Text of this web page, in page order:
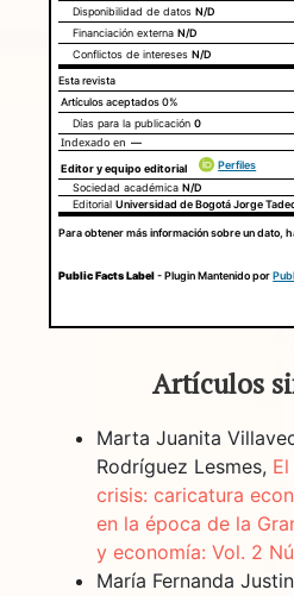
Declaraciones de autoría
Disponibilidad de datosN/D
Financiación externaN/D
Conflictos de interesesN/D
Esta revista
Artículos aceptados0%
Días para la publicación0
Indexado en —
Editor y equipo editorial
Perfiles
Sociedad académicaN/D
EditorialUniversidad de Bogotá Jorge
Para obtener más información sobre un dato,
Public Facts Label- Plugin Mantenido por
Artículos
Marta Juanita
Rodríguez Lesmes,
crisis: caricatura
en la época de la
y economía: Vol. 2
María Fernanda